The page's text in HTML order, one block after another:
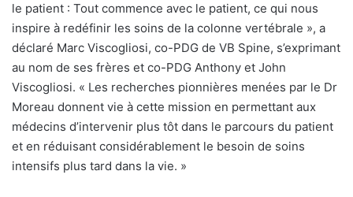
le patient : Tout commence avec le patient, ce qui nous
inspire à redéfinir les soins de la colonne vertébrale », a
déclaré Marc Viscogliosi, co-PDG de VB Spine, s’exprimant
au nom de ses frères et co-PDG Anthony et John
Viscogliosi. « Les recherches pionnières menées par le Dr
Moreau donnent vie à cette mission en permettant aux
médecins d’intervenir plus tôt dans le parcours du patient
et en réduisant considérablement le besoin de soins
intensifs plus tard dans la vie. »